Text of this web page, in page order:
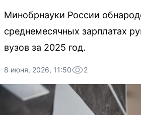
Минобрнауки России
среднемесячных зарплатах
вузов за 2025 год.
8 июня, 2026, 11:50 2